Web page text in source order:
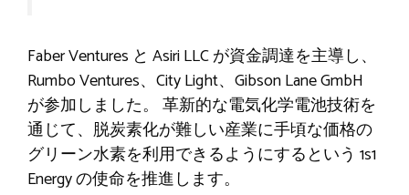
Faber Ventures と Asiri LLC が資金調達を主導し、
Rumbo Ventures、City Light、Gibson Lane GmbH
が参加しました。 革新的な電気化学電池技術を
通じて、脱炭素化が難しい産業に手頃な価格の
グリーン水素を利用できるようにするという 1s1
Energy の使命を推進します。